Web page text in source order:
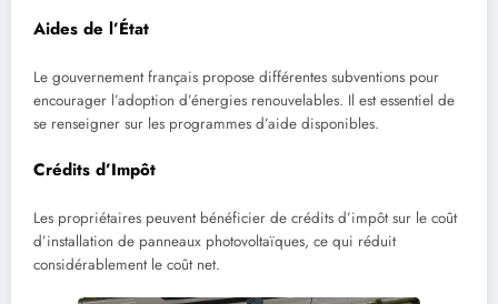
Aides de l’État
Le gouvernement français propose différentes subventions pour
encourager l’adoption d’énergies renouvelables. Il est essentiel de
se renseigner sur les programmes d’aide disponibles.
Crédits d’Impôt
Les propriétaires peuvent bénéficier de crédits d’impôt sur le coût
d’installation de panneaux photovoltaïques, ce qui réduit
considérablement le coût net.